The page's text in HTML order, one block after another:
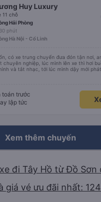
Huy Luxury
11 chỗ
Hải Phòng
phút
Hà Nội - Cổ Linh
có xe trung chuyển đưa đón tận nơi,
chuyên nghiệp, lúc mình lên xe thì hơi
và tắt nhạc, tới lúc mình dậy mới
đã ngay lập tức gọi xe trung chuyển để
toán trước
lập tức
Xem thêm chuyến
đi Tây Hồ từ Đồ Sơn
giá vé ưu đãi nhất: 124